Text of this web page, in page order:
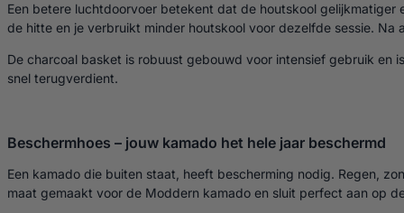
Een betere luchtdoorvoer betekent dat de houtskool
de hitte en je verbruikt minder houtskool voor dezelfde sessie.
De charcoal basket is robuust gebouwd voor intensief gebruik
snel terugverdient.
Beschermhoes – jouw kamado het hele jaar beschermd
Een kamado die buiten staat, heeft bescherming nodig. Regen,
maat gemaakt voor de Moddern kamado en sluit perfect aan op